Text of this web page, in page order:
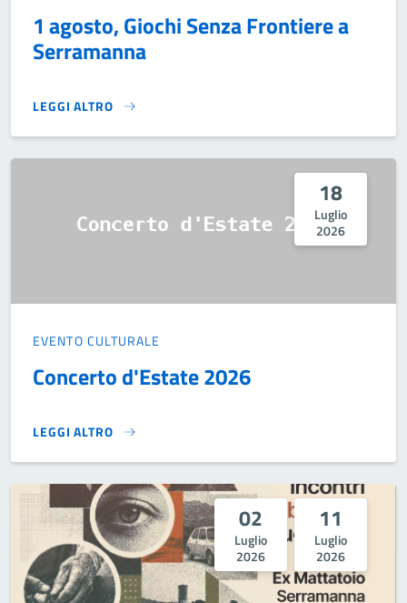
1 agosto, Giochi Senza Frontiere a
Serramanna
LEGGI ALTRO
1 AGOSTO, GIOCHI SENZA FRONTIERE A SERRAMANNA}
18
Luglio
2026
EVENTO CULTURALE
Concerto d'Estate 2026
LEGGI ALTRO
CONCERTO D'ESTATE 2026}
02
Luglio
2026
11
Luglio
2026